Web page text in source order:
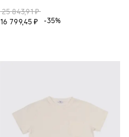
25 843,91 ₽
16 799,45 ₽
-35%